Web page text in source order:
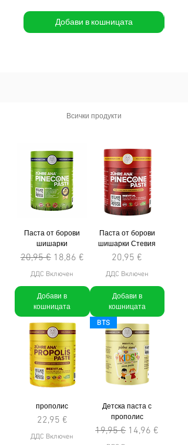
Добави в кошницата
Всички продукти
Паста от борови
шишарки
Редовна цена
20,95 € Продажна цена
18,86 €
ДДС Включен
Добави в
кошницата
Паста от борови
шишарки Стевия
Цена
20,95 €
ДДС Включен
Добави в
кошницата
прополис
Цена
22,95 €
ДДС Включен
BTS
Детска паста с
прополис
Редовна цена
19,95 € Продажна цена
14,96 €